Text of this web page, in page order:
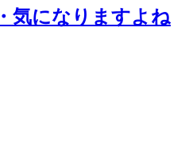
気になりますよね